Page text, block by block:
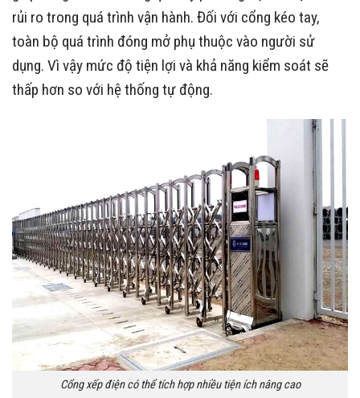
rủi ro trong quá trình vận hành. Đối với cổng kéo tay,
toàn bộ quá trình đóng mở phụ thuộc vào người sử
dụng. Vì vậy mức độ tiện lợi và khả năng kiểm soát sẽ
thấp hơn so với hệ thống tự động.
Cổng xếp điện có thể tích hợp nhiều tiện ích nâng cao